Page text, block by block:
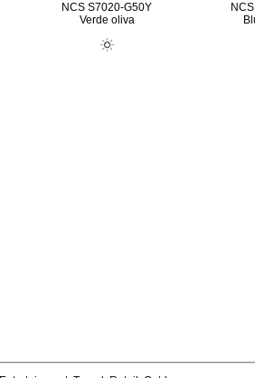
NCS S7020-G50Y
Verde oliva